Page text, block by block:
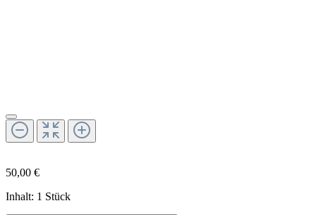
50,00 €
Inhalt: 1 Stück